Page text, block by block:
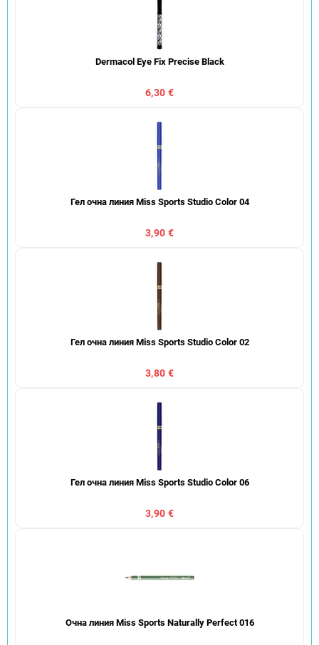
Dermacol Eye Fix Precise Black
6,30 €
Гел очна линия Miss Sports Studio Color 04
3,90 €
Гел очна линия Miss Sports Studio Color 02
3,80 €
Гел очна линия Miss Sports Studio Color 06
3,90 €
Очна линия Miss Sports Naturally Perfect 016